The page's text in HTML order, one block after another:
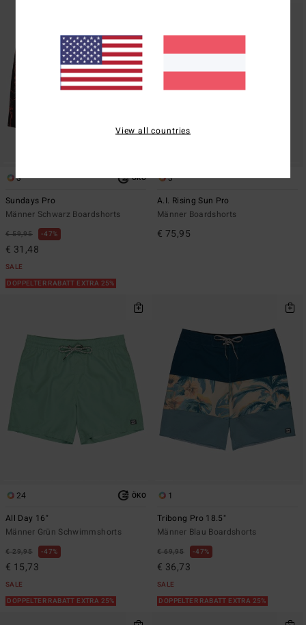
3 ÖKO
Sundays Pro
Männer Schwarz Boardshorts
€ 59,95 47%
€ 31,48
SALE
DOPPELTER RABATT EXTRA 25%
3
A.I. Rising Sun Pro
Männer Boardshorts
€ 75,95
24 ÖKO
All Day 16"
Männer Grün Schwimmshorts
€ 29,95 47%
€ 15,73
SALE
DOPPELTER RABATT EXTRA 25%
1
Tribong Pro 18.5"
Männer Blau Boardshorts
€ 69,95 47%
€ 36,73
SALE
DOPPELTER RABATT EXTRA 25%
View all countries